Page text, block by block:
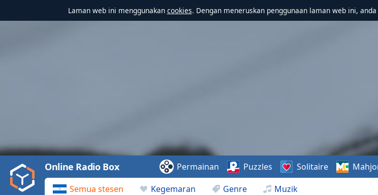
Laman web ini menggunakan cookies. Dengan meneruskan penggunaan laman web ini,
Play
Video
Play
Backward
Semua stesen Kegemaran Genre Muzik
Online Radio Box Permainan Puzzles Solitaire